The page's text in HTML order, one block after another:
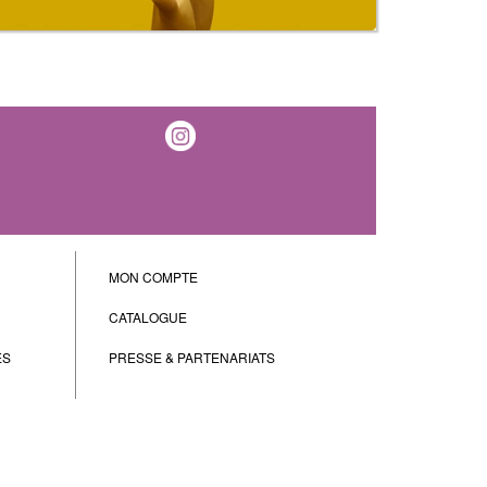
MON COMPTE
CATALOGUE
PRESSE & PARTENARIATS